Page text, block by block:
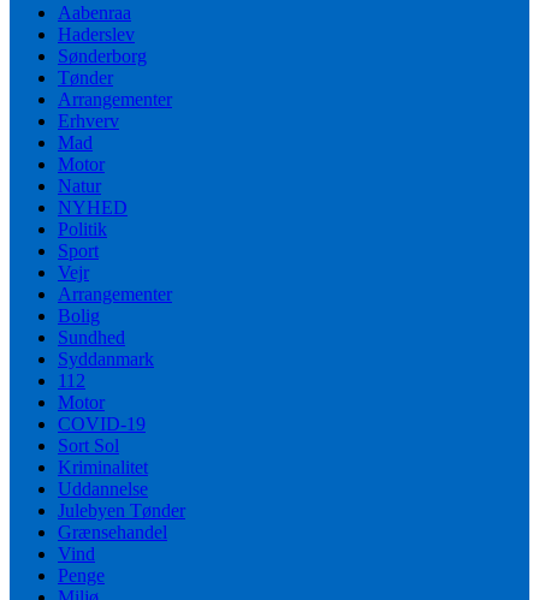
Aabenraa
Haderslev
Sønderborg
Tønder
Arrangementer
Erhverv
Mad
Motor
Natur
NYHED
Politik
Sport
Vejr
Arrangementer
Bolig
Sundhed
Syddanmark
112
Motor
COVID-19
Sort Sol
Kriminalitet
Uddannelse
Julebyen Tønder
Grænsehandel
Vind
Penge